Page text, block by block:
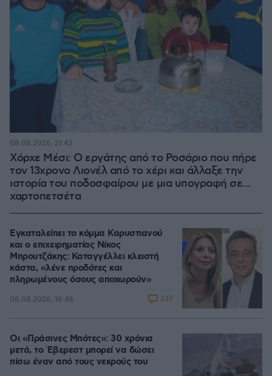
Χόρχε Μέσι: Ο εργάτης από το Ροσάριο που πήρε
τον 13χρονο Λιονέλ από το χέρι και άλλαξε την
ιστορία του ποδοσφαίρου με μια υπογραφή σε...
χαρτοπετσέτα
08.08.2026, 21:43
Εγκαταλείπει το κόμμα Καρυστιανού
και ο επιχειρηματίας Νίκος
Μπρουτζάκης: Καταγγέλλει κλειστή
κάστα, «λένε προδότες και
πληρωμένους όσους αποχωρούν»
08.08.2026, 18:48 237
Οι «Πράσινες Μπότες»: 30 χρόνια
μετά, το Έβερεστ μπορεί να δώσει
πίσω έναν από τους νεκρούς του